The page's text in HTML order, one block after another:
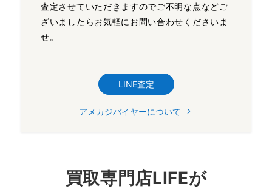
査定させていただきますのでご不明な点などご
ざいましたらお気軽にお問い合わせくださいま
せ。
LINE査定
アメカジバイヤーについて
買取専門店LIFEが